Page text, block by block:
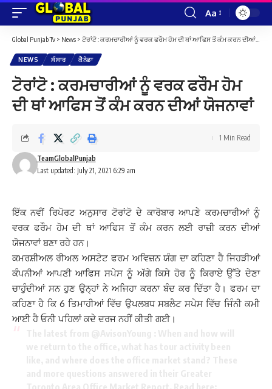
Font
Resizer
Aa
Global Punjab Tv > News > ਟੋਰਾਂਟੋ : ਕਰਮਚਾਰੀਆਂ ਨੂੰ ਵਰਕ ਫਰੌਮ ਹੋਮ ਦੀ ਥਾਂ ਆਫਿਸ ਤੋਂ ਕੰਮ ਕਰਨ ਦੀਆਂ ਯੋਜਨਾਵਾਂ
NEWS ਸੰਸਾਰ ਕੈਨੇਡਾ
ਟੋਰਾਂਟੋ : ਕਰਮਚਾਰੀਆਂ ਨੂੰ ਵਰਕ ਫਰੌਮ ਹੋਮ
ਦੀ ਥਾਂ ਆਫਿਸ ਤੋਂ ਕੰਮ ਕਰਨ ਦੀਆਂ ਯੋਜਨਾਵਾਂ
Last updated: July 21, 2021 6:29 am
TeamGlobalPunjab
1 Min Read
ਇੱਕ ਨਵੀਂ ਰਿਪੋਰਟ ਅਨੁਸਾਰ ਟੋਰਾਂਟੋ ਦੇ ਕਾਰੋਬਾਰ ਆਪਣੇ ਕਰਮਚਾਰੀਆਂ ਨੂੰ
ਵਰਕ ਫਰੌਮ ਹੋਮ ਦੀ ਥਾਂ ਆਫਿਸ ਤੋਂ ਕੰਮ ਕਰਨ ਲਈ ਰਾਜ਼ੀ ਕਰਨ ਦੀਆਂ
ਯੋਜਨਾਵਾਂ ਬਣਾ ਰਹੇ ਹਨ।
ਕਮਰਸ਼ੀਅਲ ਰੀਅਲ ਅਸਟੇਟ ਫਰਮ ਅਵਿਜ਼ਨ ਯੰਗ ਦਾ ਕਹਿਣਾ ਹੈ ਜਿਹੜੀਆਂ
ਕੰਪਨੀਆਂ ਆਪਣੀ ਆਫਿਸ ਸਪੇਸ ਨੂੰ ਅੱਗੇ ਕਿਸੇ ਹੋਰ ਨੂੰ ਕਿਰਾਏ ਉੱਤੇ ਦੇਣਾ
ਚਾਹੁੰਦੀਆਂ ਸਨ ਹੁਣ ਉਨ੍ਹਾਂ ਨੇ ਅਜਿਹਾ ਕਰਨਾ ਬੰਦ ਕਰ ਦਿੱਤਾ ਹੈ। ਫਰਮ ਦਾ
ਕਹਿਣਾ ਹੈ ਕਿ 6 ਤਿਮਾਹੀਆਂ ਵਿੱਚ ਉਪਲਬਧ ਸਬਲੈਟ ਸਪੇਸ ਵਿੱਚ ਜਿੰਨੀ ਕਮੀ
ਆਈ ਹੈ ਓਨੀ ਪਹਿਲਾਂ ਕਦੇ ਦਰਜ ਨਹੀਂ ਕੀਤੀ ਗਈ।